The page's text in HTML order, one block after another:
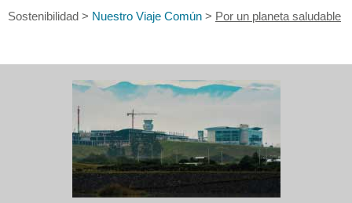
Sostenibilidad > Nuestro Viaje Común > Por un planeta saludable